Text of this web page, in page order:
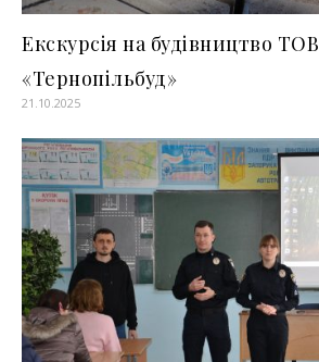
Екскурсія на будівництво ТОВ
«Тернопільбуд»
21.10.2025